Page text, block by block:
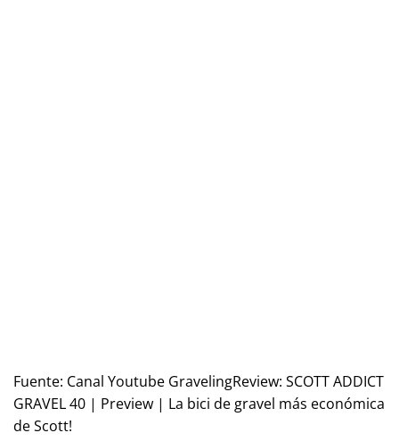
Fuente: Canal Youtube GravelingReview: SCOTT ADDICT
GRAVEL 40 | Preview | La bici de gravel más económica
de Scott!